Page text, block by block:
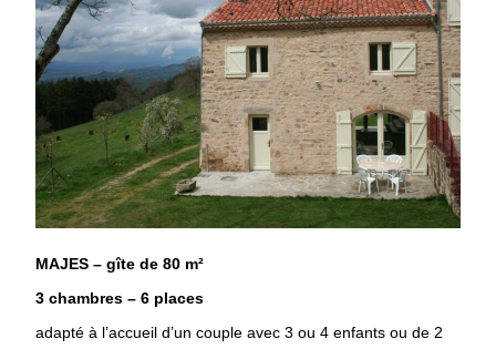
MAJES – gîte de 80 m²
3 chambres – 6 places
adapté à l’accueil d’un couple avec 3 ou 4 enfants ou de 2